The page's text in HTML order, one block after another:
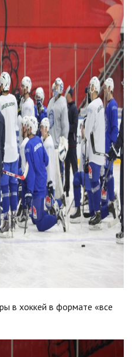
в хоккей в формате «все